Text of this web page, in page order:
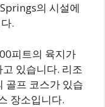
의 시설에
.
피트의 육지가
있습니다. 리조
골프 코스가 있습
장소입니다.